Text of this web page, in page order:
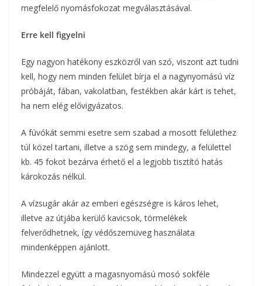
megfelelő nyomásfokozat megválasztásával.
Erre kell figyelni
Egy nagyon hatékony eszközről van szó, viszont azt tudni
kell, hogy nem minden felület bírja el a nagynyomású víz
próbáját, fában, vakolatban, festékben akár kárt is tehet,
ha nem elég elővigyázatos.
A fúvókát semmi esetre sem szabad a mosott felülethez
túl közel tartani, illetve a szög sem mindegy, a felülettel
kb. 45 fokot bezárva érhető el a legjobb tisztító hatás
károkozás nélkül.
A vízsugár akár az emberi egészségre is káros lehet,
illetve az útjába kerülő kavicsok, törmelékek
felverődhetnek, így védőszemüveg használata
mindenképpen ajánlott.
Mindezzel együtt a magasnyomású mosó sokféle